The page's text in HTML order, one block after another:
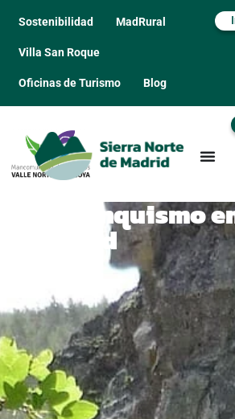
Sostenibilidad MadRural
Villa San Roque
Oficinas de Turismo Blog
Barranquismo
Madrid